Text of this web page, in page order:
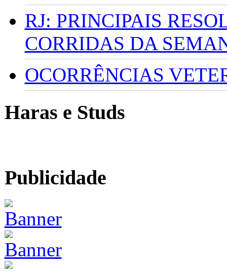
RJ: PRINCIPAIS
CORRIDAS DA
OCORRÊNCIAS
Haras e Studs
Publicidade